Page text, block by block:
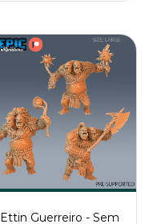
Ettin Guerreiro - Sem